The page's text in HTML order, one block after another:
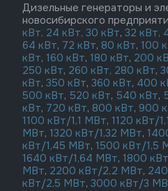
Дизельные генераторы и
новосибирского
кВт, 24 кВт, 30 кВт, 32 кВт,
64 кВт, 72 кВт, 80 кВт, 100
кВт, 160 кВт, 180 кВт, 200
250 кВт, 260 кВт, 280 кВт,
кВт, 350 кВт, 360 кВт, 400
500 кВт, 520 кВт, 540 кВт,
кВт, 720 кВт, 800 кВт, 900
1100 кВт/1,1 МВт, 1120 кВт/
МВт, 1320 кВт/1,32 МВт,
кВт/1,45 МВт, 1500 кВт/1,5
1640 кВт/1,64 МВт, 1800
МВт, 2200 кВт/2,2 МВт,
кВт/2,5 МВт, 3000 кВт/3